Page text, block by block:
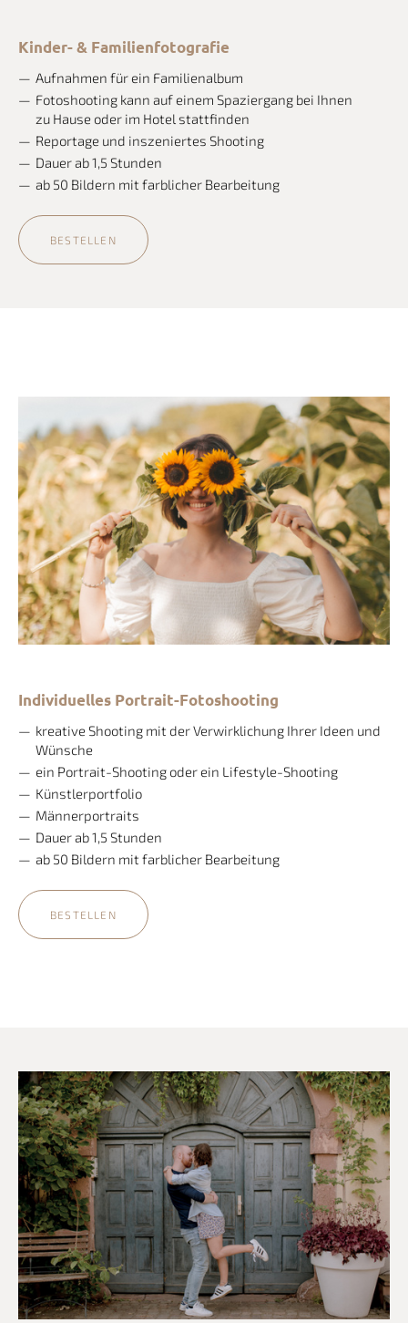
Kinder- & Familienfotografie
Aufnahmen für ein Familienalbum
Fotoshooting kann auf einem Spaziergang bei Ihnen
zu Hause oder im Hotel stattfinden
Reportage und inszeniertes Shooting
Dauer ab 1,5 Stunden
ab 50 Bildern mit farblicher Bearbeitung
BESTELLEN
Individuelles Portrait-Fotoshooting
kreative Shooting mit der Verwirklichung Ihrer Ideen und
Wünsche
ein Portrait-Shooting oder ein Lifestyle-Shooting
Künstlerportfolio
Männerportraits
Dauer ab 1,5 Stunden
ab 50 Bildern mit farblicher Bearbeitung
BESTELLEN